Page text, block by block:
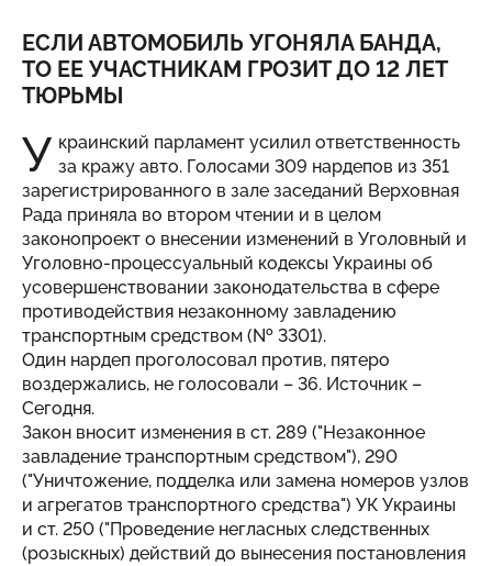
ЕСЛИ АВТОМОБИЛЬ УГОНЯЛА БАНДА,
ТО ЕЕ УЧАСТНИКАМ ГРОЗИТ ДО 12 ЛЕТ
ТЮРЬМЫ
У краинский парламент усилил ответственность
за кражу авто. Голосами 309 нардепов из 351
зарегистрированного в зале заседаний Верховная
Рада приняла во втором чтении и в целом
законопроект о внесении изменений в Уголовный и
Уголовно-процессуальный кодексы Украины об
усовершенствовании законодательства в сфере
противодействия незаконному завладению
транспортным средством (№ 3301).
Один нардеп проголосовал против, пятеро
воздержались, не голосовали – 36. Источник –
Сегодня.
Закон вносит изменения в ст. 289 ("Незаконное
завладение транспортным средством"), 290
("Уничтожение, подделка или замена номеров узлов
и агрегатов транспортного средства") УК Украины
и ст. 250 ("Проведение негласных следственных
(розыскных) действий до вынесения постановления